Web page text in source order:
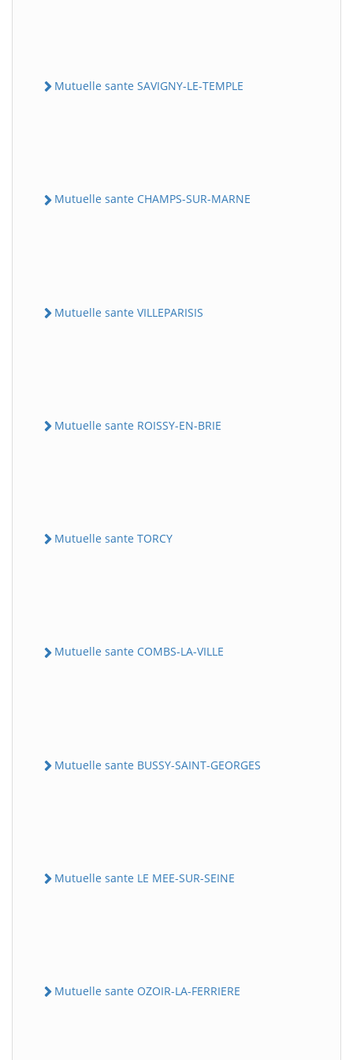
Mutuelle sante SAVIGNY-LE-TEMPLE
Mutuelle sante CHAMPS-SUR-MARNE
Mutuelle sante VILLEPARISIS
Mutuelle sante ROISSY-EN-BRIE
Mutuelle sante TORCY
Mutuelle sante COMBS-LA-VILLE
Mutuelle sante BUSSY-SAINT-GEORGES
Mutuelle sante LE MEE-SUR-SEINE
Mutuelle sante OZOIR-LA-FERRIERE